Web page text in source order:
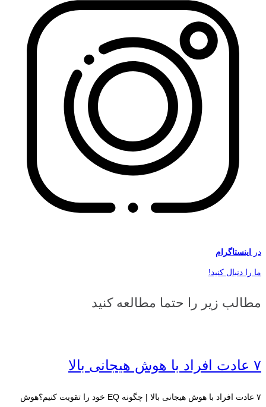
در اینستاگرام
ما را دنبال کنید!
مطالب زیر را حتما مطالعه کنید
۷ عادت افراد با هوش هیجانی بالا
۷ عادت افراد با هوش هیجانی بالا | چگونه EQ خود را تقویت کنیم؟هوش